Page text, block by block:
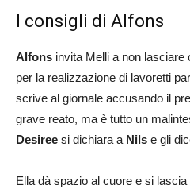
I consigli di Alfons
Alfons invita Melli a non
per la realizzazione di lavoretti
scrive al giornale accusando il
grave reato, ma è tutto un
Desiree si dichiara a Nils e gli
Ella dà spazio al cuore e si